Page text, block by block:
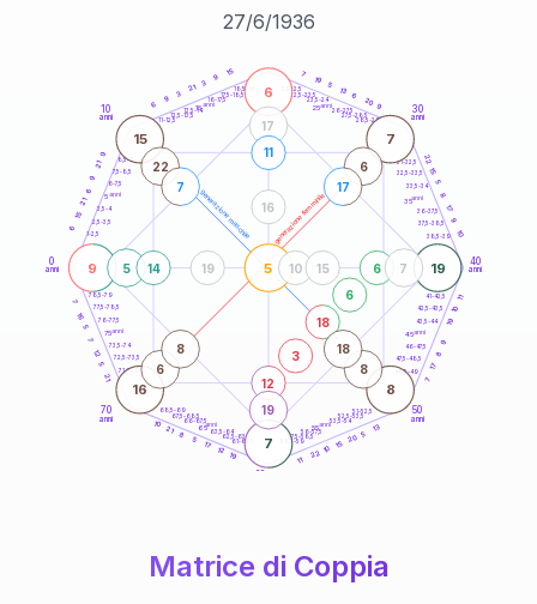
27/6/1936
generazione maschile generazione femminile
0
anni
10
anni
30
anni
40
anni
50
anni
60
70
anni
1-2,5
2,5-3,5
3,5-4
6-7,5
7,5-8,5
8,5-9
11-12,5
12,5-13,5
13,5-14
16-17,5
17,5-18,5
18,5-19 21-22,5
22,5-23,5
23,5-24
26-27,5
27,5-28,5
28,5-29
31-32,5
32,5-33,5
33,5-34
36-37,5
37,5-38,5
38,5-39
41-42,5
42,5-43,5
43,5-44
46-47,5
47,5-48,5
48,5-49
51-52,5
52,5-53,5
53,5-54
56-57,5
57,5-58,5
58,5-59
61-62,5
62,5-63,5
63,5-64
66-67,5
67,5-68,5
68,5-69
71-72,5
72,5-73,5
73,5-74
76-77,5
77,5-78,5
78,5-79
6
15
21
6
9
21
9
6
9
3
21
3
9
15 7
19 5
13
6
20
9
22
15
5
8
17
9
10
11
10
19
9
8
17
7
13
5
20
15
10
22
11
19
12
17
5
8
21
10
21
5
12
7
5
16
7
9
6
19
7
5
15 7
16 8
12
3
18
6
6
5
17
7
19
14
11
10 15
19
16
22
7
6
17
6
8
8
18
5anni
15 anni 25anni
35anni
45anni
55anni
65anni
75anni
Matrice di Coppia